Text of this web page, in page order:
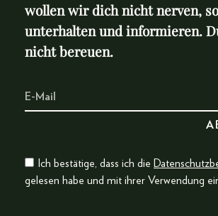
wollen wir dich nicht nerven,
unterhalten und informieren.
nicht bereuen.
Ich bestätige, dass ich die
gelesen habe und mit ihrer Verwendung